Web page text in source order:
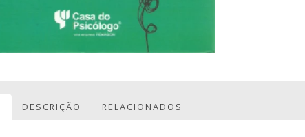
DESCRIÇÃO RELACIONADOS